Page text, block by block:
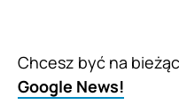
Chcesz być na
Google News!